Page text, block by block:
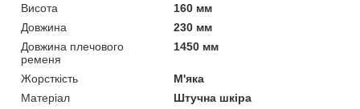
Висота
160 мм
Довжина
230 мм
Довжина плечового
ременя
1450 мм
Жорсткість
М'яка
Матеріал
Штучна шкіра